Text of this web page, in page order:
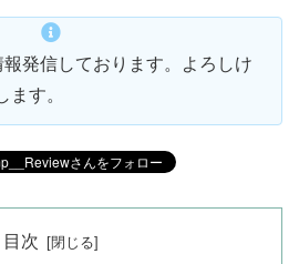
発信しております。よろしけ
す。
目次